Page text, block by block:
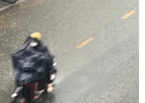
cực của các
phủ đã chỉ đạo thành
để xử lý các khó
đoàn. Đến nay các
các lĩnh vực Tập đoàn
các cấp có thẩm